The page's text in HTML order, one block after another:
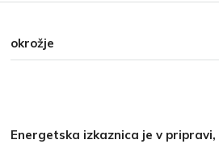
okrožje
Energetska izkaznica je v pripravi,